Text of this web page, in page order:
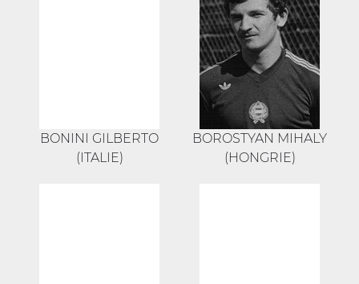
BONINI GILBERTO
(ITALIE)
BOROSTYAN MIHALY
(HONGRIE)